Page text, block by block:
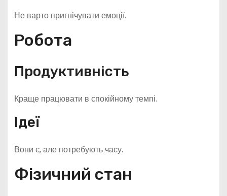
Не варто пригнічувати емоції.
Робота
Продуктивність
Краще працювати в спокійному темпі.
Ідеї
Вони є, але потребують часу.
Фізичний стан